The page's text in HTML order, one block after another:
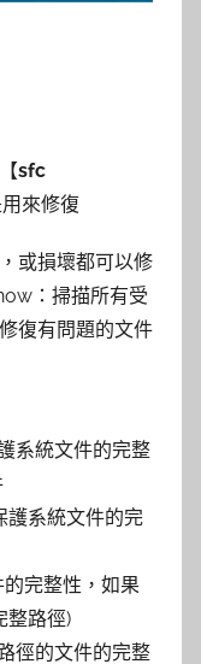
sfc
來修復
或損壞都可以修
：掃描所有受
復有問題的文件
系統文件的完整
護系統文件的完
完整性，如果
整路徑)
徑的文件的完整